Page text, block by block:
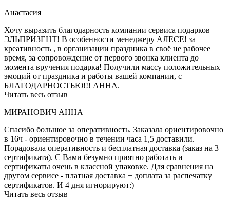
Анастасия
Хочу выразить благодарность компании сервиса подарков
ЭЛЬПРИЗЕНТ! В особенности менеджеру АЛЕСЕ! за
креативность , в организации праздника в своё не рабочее
время, за сопровождение от первого звонка клиента до
момента вручения подарка! Получили массу положительных
эмоций от праздника и работы вашей компании, с
БЛАГОДАРНОСТЬЮ!!! АННА.
Читать весь отзыв
МИРАНОВИЧ АННА
Спасибо большое за оперативность. Заказала ориентировочно
в 16ч - ориентировочно в течении часа 1,5 доставили.
Порадовала оперативность и бесплатная доставка (заказ на 3
сертификата). С Вами безумно приятно работать и
сертификаты очень в классной упаковке. Для сравнения на
другом сервисе - платная доставка + доплата за распечатку
сертификатов. И 4 дня игнорируют:)
Читать весь отзыв